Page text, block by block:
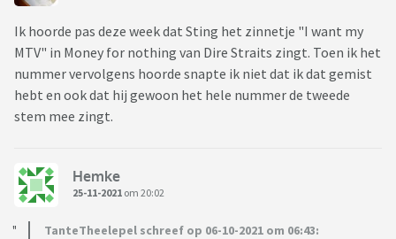
Ik hoorde pas deze week dat Sting het zinnetje "I want my
MTV" in Money for nothing van Dire Straits zingt. Toen ik het
nummer vervolgens hoorde snapte ik niet dat ik dat gemist
hebt en ook dat hij gewoon het hele nummer de tweede
stem mee zingt.
Hemke
25-11-2021 om 20:02
TanteTheelepel schreef op 06-10-2021 om 06:43: